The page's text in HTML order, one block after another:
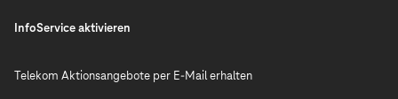
InfoService aktivieren
Telekom Aktionsangebote per E-Mail erhalten